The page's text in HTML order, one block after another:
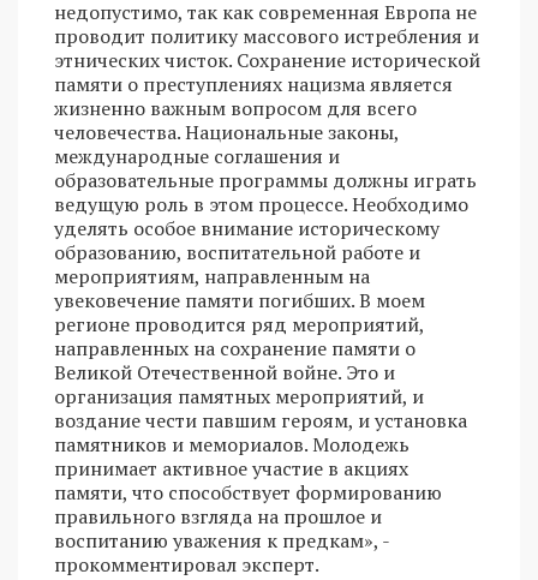
недопустимо, так как современная Европа не
проводит политику массового истребления и
этнических чисток. Сохранение исторической
памяти о преступлениях нацизма является
жизненно важным вопросом для всего
человечества. Национальные законы,
международные соглашения и
образовательные программы должны играть
ведущую роль в этом процессе. Необходимо
уделять особое внимание историческому
образованию, воспитательной работе и
мероприятиям, направленным на
увековечение памяти погибших. В моем
регионе проводится ряд мероприятий,
направленных на сохранение памяти о
Великой Отечественной войне. Это и
организация памятных мероприятий, и
воздание чести павшим героям, и установка
памятников и мемориалов. Молодежь
принимает активное участие в акциях
памяти, что способствует формированию
правильного взгляда на прошлое и
воспитанию уважения к предкам», -
прокомментировал эксперт.